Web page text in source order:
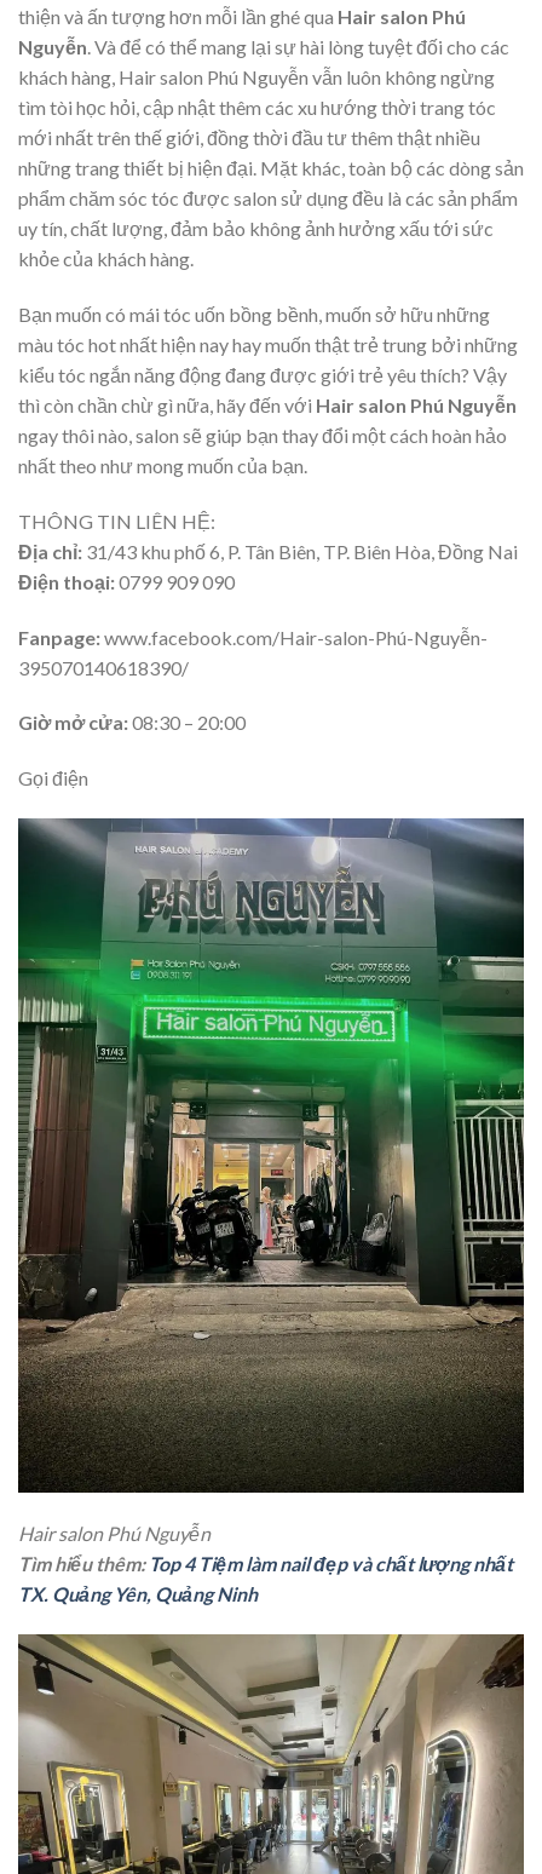
thiện và ấn tượng hơn mỗi lần ghé qua Hair salon Phú
Nguyễn. Và để có thể mang lại sự hài lòng tuyệt đối cho các
khách hàng, Hair salon Phú Nguyễn vẫn luôn không ngừng
tìm tòi học hỏi, cập nhật thêm các xu hướng thời trang tóc
mới nhất trên thế giới, đồng thời đầu tư thêm thật nhiều
những trang thiết bị hiện đại. Mặt khác, toàn bộ các dòng sản
phẩm chăm sóc tóc được salon sử dụng đều là các sản phẩm
uy tín, chất lượng, đảm bảo không ảnh hưởng xấu tới sức
khỏe của khách hàng.
Bạn muốn có mái tóc uốn bồng bềnh, muốn sở hữu những
màu tóc hot nhất hiện nay hay muốn thật trẻ trung bởi những
kiểu tóc ngắn năng động đang được giới trẻ yêu thích? Vậy
thì còn chần chừ gì nữa, hãy đến với Hair salon Phú Nguyễn
ngay thôi nào, salon sẽ giúp bạn thay đổi một cách hoàn hảo
nhất theo như mong muốn của bạn.
THÔNG TIN LIÊN HỆ:
Địa chỉ: 31/43 khu phố 6, P. Tân Biên, TP. Biên Hòa, Đồng Nai
Điện thoại:0799 909 090
Fanpage:www.facebook.com/Hair-salon-Phú-Nguyễn-
395070140618390/
Giờ mở cửa:08:30 – 20:00
Gọi điện
Hair salon Phú Nguyễn
Tìm hiểu thêm: Top 4 Tiệm làm nail đẹp và chất lượng nhất
TX. Quảng Yên, Quảng Ninh